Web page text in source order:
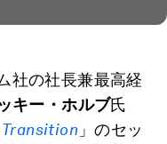
社の社長兼最高経
キー・ホルブ氏
」のセッ